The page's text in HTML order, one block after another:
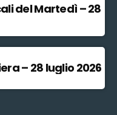
del Martedì – 28
– 28 luglio 2026